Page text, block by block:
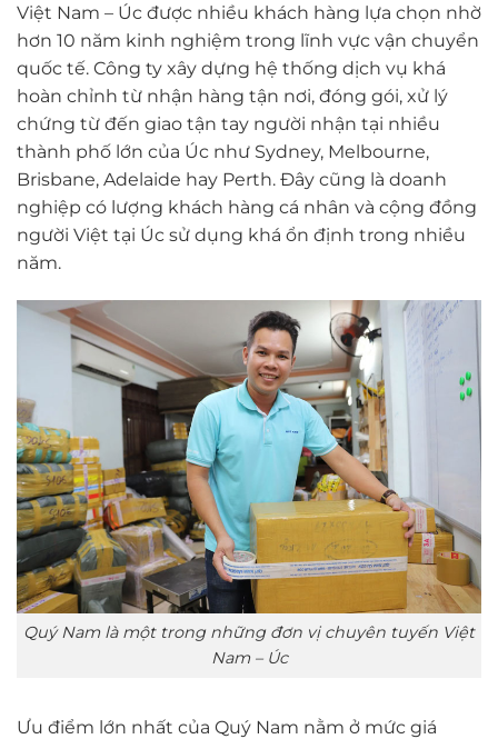
Việt Nam – Úc được nhiều khách hàng lựa chọn nhờ
hơn 10 năm kinh nghiệm trong lĩnh vực vận chuyển
quốc tế. Công ty xây dựng hệ thống dịch vụ khá
hoàn chỉnh từ nhận hàng tận nơi, đóng gói, xử lý
chứng từ đến giao tận tay người nhận tại nhiều
thành phố lớn của Úc như Sydney, Melbourne,
Brisbane, Adelaide hay Perth. Đây cũng là doanh
nghiệp có lượng khách hàng cá nhân và cộng đồng
người Việt tại Úc sử dụng khá ổn định trong nhiều
năm.
Quý Nam là một trong những đơn vị chuyên tuyến Việt
Nam – Úc
Ưu điểm lớn nhất của Quý Nam nằm ở mức giá